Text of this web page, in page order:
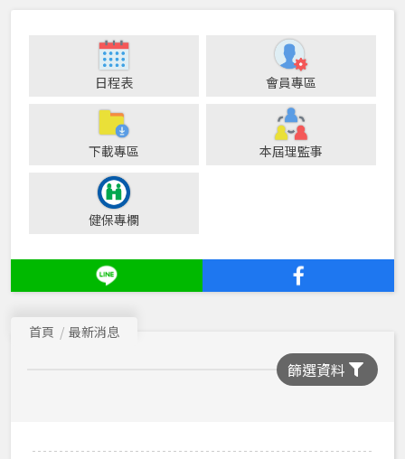
24屆理監事暨各委員會會議記錄
25屆理監事暨各委員會會議記錄
日程表 會員專區
下載專區 本屆理監事
健保專欄
首頁 最新消息
篩選資料